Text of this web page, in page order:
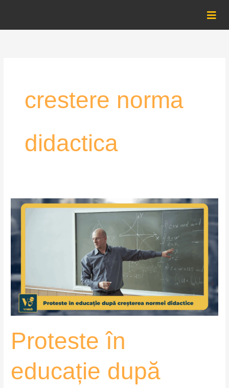
content
crestere norma
didactica
Proteste în
educație după
Proteste
în
educație
didactice
–
VoxQub